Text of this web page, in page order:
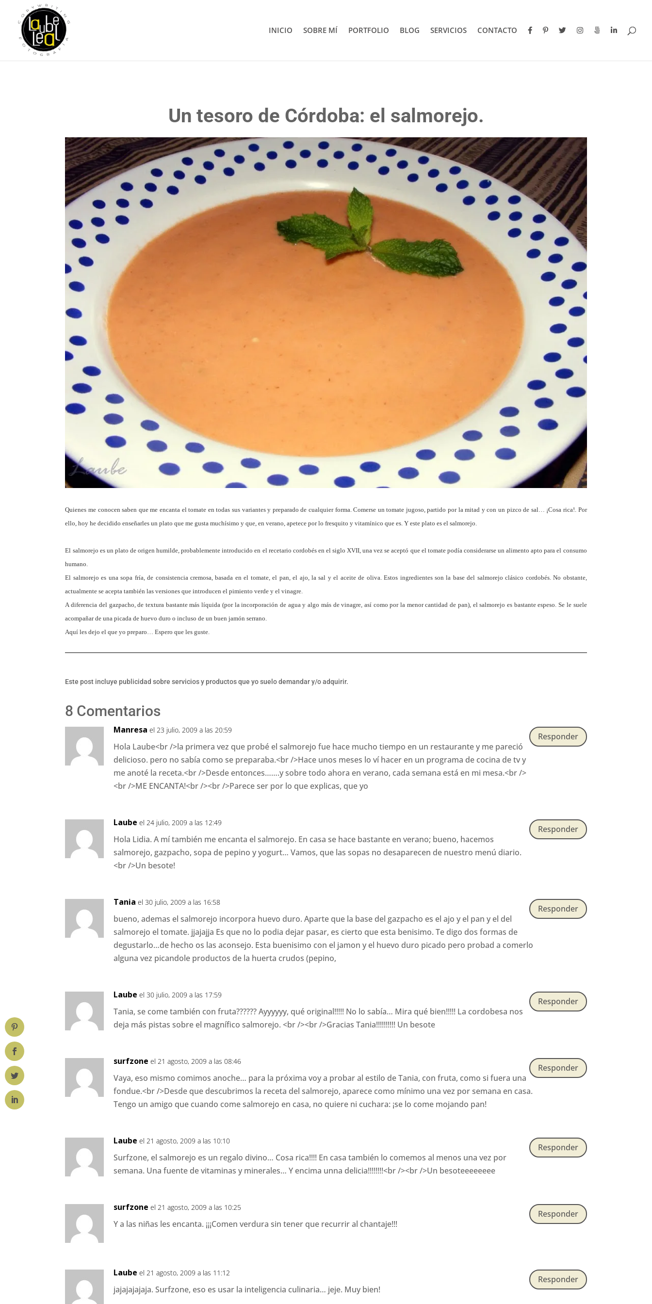
INICIO SOBRE MÍ PORTFOLIO BLOG SERVICIOS CONTACTO
Un tesoro de Córdoba: el salmorejo.
Quienes me conocen saben que me encanta el tomate en todas sus variantes y preparado de cualquier forma. Comerse un tomate jugoso, partido por la mitad y con un pizco de sal… ¡Cosa rica!. Por
ello, hoy he decidido enseñarles un plato que me gusta muchísimo y que, en verano, apetece por lo fresquito y vitamínico que es. Y este plato es el salmorejo.
El salmorejo es un plato de origen humilde, probablemente introducido en el recetario cordobés en el siglo XVII, una vez se aceptó que el tomate podía considerarse un alimento apto para el consumo
humano.
El salmorejo es una sopa fría, de consistencia cremosa, basada en el tomate, el pan, el ajo, la sal y el aceite de oliva. Estos ingredientes son la base del salmorejo clásico cordobés. No obstante,
actualmente se acepta también las versiones que introducen el pimiento verde y el vinagre.
A diferencia del gazpacho, de textura bastante más líquida (por la incorporación de agua y algo más de vinagre, así como por la menor cantidad de pan), el salmorejo es bastante espeso. Se le suele
acompañar de una picada de huevo duro o incluso de un buen jamón serrano.
Aquí les dejo el que yo preparo… Espero que les guste.
Este post incluye publicidad sobre servicios y productos que yo suelo demandar y/o adquirir.
8 Comentarios
Manresa el 23 julio, 2009 a las 20:59
Hola Laube<br />la primera vez que probé el salmorejo fue hace mucho tiempo en un restaurante y me pareció
delicioso. pero no sabía como se preparaba.<br />Hace unos meses lo ví hacer en un programa de cocina de tv y
me anoté la receta.<br />Desde entonces…….y sobre todo ahora en verano, cada semana está en mi mesa.<br />
<br />ME ENCANTA!<br /><br />Parece ser por lo que explicas, que yo
Responder
Laube el 24 julio, 2009 a las 12:49
Hola Lidia. A mí también me encanta el salmorejo. En casa se hace bastante en verano; bueno, hacemos
salmorejo, gazpacho, sopa de pepino y yogurt… Vamos, que las sopas no desaparecen de nuestro menú diario.
<br />Un besote!
Responder
Tania el 30 julio, 2009 a las 16:58
bueno, ademas el salmorejo incorpora huevo duro. Aparte que la base del gazpacho es el ajo y el pan y el del
salmorejo el tomate. jjajajja Es que no lo podia dejar pasar, es cierto que esta benisimo. Te digo dos formas de
degustarlo…de hecho os las aconsejo. Esta buenisimo con el jamon y el huevo duro picado pero probad a comerlo
alguna vez picandole productos de la huerta crudos (pepino,
Responder
Laube el 30 julio, 2009 a las 17:59
Tania, se come también con fruta?????? Ayyyyyy, qué original!!!!! No lo sabía… Mira qué bien!!!!! La cordobesa nos
deja más pistas sobre el magnífico salmorejo. <br /><br />Gracias Tania!!!!!!!!!! Un besote
Responder
surfzone el 21 agosto, 2009 a las 08:46
Vaya, eso mismo comimos anoche… para la próxima voy a probar al estilo de Tania, con fruta, como si fuera una
fondue.<br />Desde que descubrimos la receta del salmorejo, aparece como mínimo una vez por semana en casa.
Tengo un amigo que cuando come salmorejo en casa, no quiere ni cuchara: ¡se lo come mojando pan!
Responder
Laube el 21 agosto, 2009 a las 10:10
Surfzone, el salmorejo es un regalo divino… Cosa rica!!!! En casa también lo comemos al menos una vez por
semana. Una fuente de vitaminas y minerales… Y encima unna delicia!!!!!!!!<br /><br />Un besoteeeeeeee
Responder
surfzone el 21 agosto, 2009 a las 10:25
Y a las niñas les encanta. ¡¡¡Comen verdura sin tener que recurrir al chantaje!!!
Responder
Laube el 21 agosto, 2009 a las 11:12
jajajajajaja. Surfzone, eso es usar la inteligencia culinaria… jeje. Muy bien!
Responder